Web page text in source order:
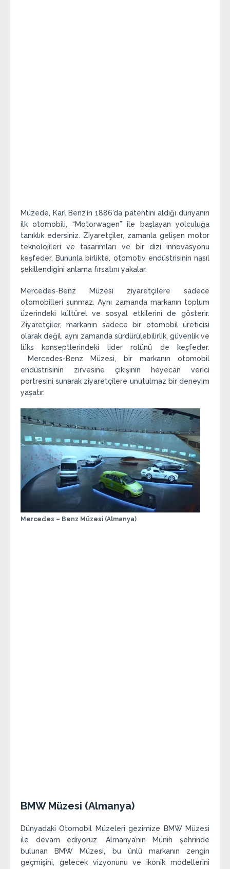
Müzede, Karl Benz’in 1886’da patentini aldığı dünyanın
ilk otomobili, “Motorwagen” ile başlayan yolculuğa
tanıklık edersiniz. Ziyaretçiler, zamanla gelişen motor
teknolojileri ve tasarımları ve bir dizi innovasyonu
keşfeder. Bununla birlikte, otomotiv endüstrisinin nasıl
şekillendiğini anlama fırsatını yakalar.
Mercedes-Benz Müzesi ziyaretçilere sadece
otomobilleri sunmaz. Aynı zamanda markanın toplum
üzerindeki kültürel ve sosyal etkilerini de gösterir.
Ziyaretçiler, markanın sadece bir otomobil üreticisi
olarak değil, aynı zamanda sürdürülebilirlik, güvenlik ve
lüks konseptlerindeki lider rolünü de keşfeder.
Mercedes-Benz Müzesi, bir markanın otomobil
endüstrisinin zirvesine çıkışının heyecan verici
portresini sunarak ziyaretçilere unutulmaz bir deneyim
yaşatır.
Mercedes – Benz Müzesi (Almanya)
BMW Müzesi (Almanya)
Dünyadaki Otomobil Müzeleri gezimize BMW Müzesi
ile devam ediyoruz. Almanya’nın Münih şehrinde
bulunan BMW Müzesi, bu ünlü markanın zengin
geçmişini, gelecek vizyonunu ve ikonik modellerini